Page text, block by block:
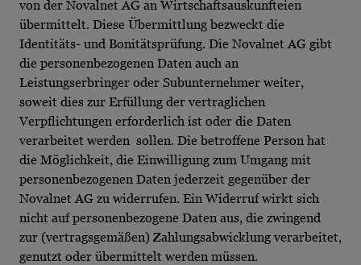
von der Novalnet AG an Wirtschaftsauskunfteien
übermittelt. Diese Übermittlung bezweckt die
Identitäts- und Bonitätsprüfung. Die Novalnet AG gibt
die personenbezogenen Daten auch an
Leistungserbringer oder Subunternehmer weiter,
soweit dies zur Erfüllung der vertraglichen
Verpflichtungen erforderlich ist oder die Daten
verarbeitet werden sollen. Die betroffene Person hat
die Möglichkeit, die Einwilligung zum Umgang mit
personenbezogenen Daten jederzeit gegenüber der
Novalnet AG zu widerrufen. Ein Widerruf wirkt sich
nicht auf personenbezogene Daten aus, die zwingend
zur (vertragsgemäßen) Zahlungsabwicklung verarbeitet,
genutzt oder übermittelt werden müssen.